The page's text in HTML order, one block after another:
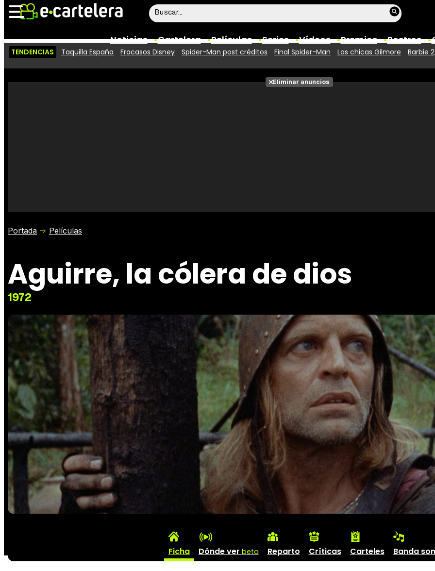
Noticias Cartelera Películas Series Vídeos Premios Rostros
Vídeos
Taquilla
Fotos
TENDENCIAS Taquilla España Fracasos Disney Spider-Man post créditos Final Spider-Man Las chicas Gilmore Barbie 2
Eliminar anuncios
Portada Películas
Aguirre, la cólera de dios
1972
Ficha Dónde ver beta Reparto Críticas Carteles Banda